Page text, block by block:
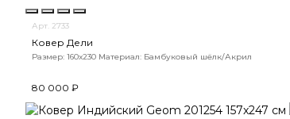
Арт. 2733
Ковер Дели
Размер: 160х230 Материал: Бамбуковый шёлк/Акрил
80 000 ₽